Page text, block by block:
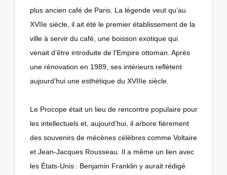
plus ancien café de Paris. La légende veut qu’au
XVIIe siècle, il ait été le premier établissement de la
ville à servir du café, une boisson exotique qui
venait d’être introduite de l’Empire ottoman. Après
une rénovation en 1989, ses intérieurs reflètent
aujourd’hui une esthétique du XVIIIe siècle.
Le Procope était un lieu de rencontre populaire pour
les intellectuels et, aujourd’hui, il arbore fièrement
des souvenirs de mécènes célèbres comme Voltaire
et Jean-Jacques Rousseau. Il a même un lien avec
les États-Unis : Benjamin Franklin y aurait rédigé